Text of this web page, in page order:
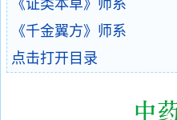
《证类本草》师系
《千金翼方》师系
点击打开目录